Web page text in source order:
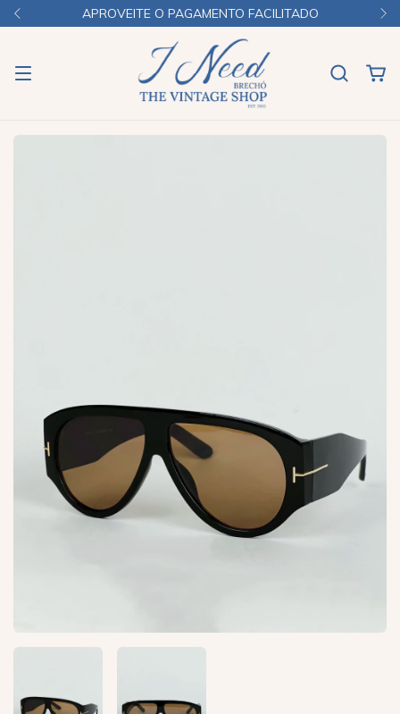
APROVEITE O PAGAMENTO FACILITADO